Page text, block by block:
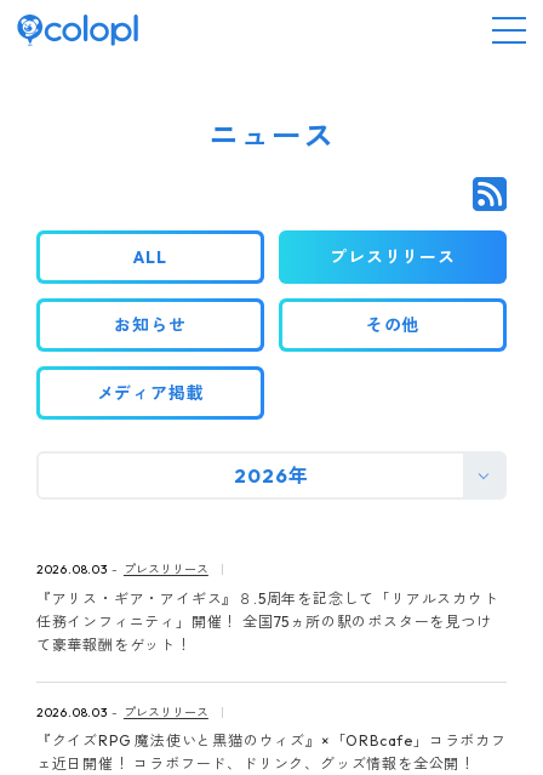
IR情報
採用情報
ピンマーク
EN
ニュース
ALL プレスリリース
お知らせ その他
メディア掲載
2026年
2026.08.03 プレスリリース
『アリス・ギア・アイギス』８.5周年を記念して「リアルスカウト
任務インフィニティ」開催！ 全国75ヵ所の駅のポスターを見つけ
て豪華報酬をゲット！
2026.08.03 プレスリリース
『クイズRPG 魔法使いと黒猫のウィズ』×「ORBcafe」コラボカフ
ェ近日開催！ コラボフード、ドリンク、グッズ情報を全公開！